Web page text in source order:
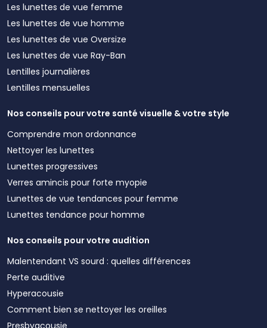
Les lunettes de vue femme
Les lunettes de vue homme
Les lunettes de vue Oversize
Les lunettes de vue Ray-Ban
Lentilles journalières
Lentilles mensuelles
Nos conseils pour votre santé visuelle & votre style
Comprendre mon ordonnance
Nettoyer les lunettes
Lunettes progressives
Verres amincis pour forte myopie
Lunettes de vue tendances pour femme
Lunettes tendance pour homme
Nos conseils pour votre audition
Malentendant VS sourd : quelles différences
Perte auditive
Hyperacousie
Comment bien se nettoyer les oreilles
Presbyacousie